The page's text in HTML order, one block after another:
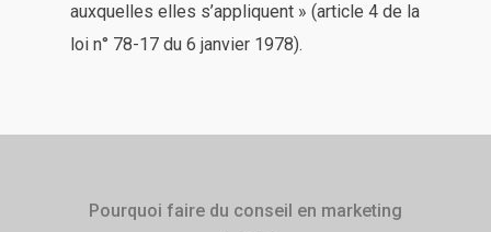
auxquelles elles s’appliquent » (article 4 de la
loi n° 78-17 du 6 janvier 1978).
Pourquoi faire du conseil en marketing